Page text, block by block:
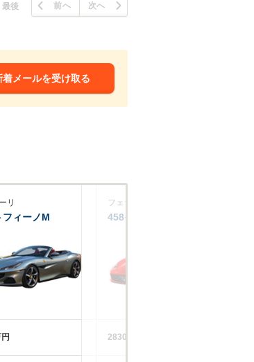
最後 前へ 次へ
メールを受け取る
リ
フィーノM
フェラーリ
458イタリア
2830万円